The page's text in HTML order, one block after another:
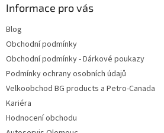
Informace pro vás
Blog
Obchodní podmínky
Obchodní podmínky - Dárkové poukazy
Podmínky ochrany osobních údajů
Velkoobchod BG products a Petro-Canada
Kariéra
Hodnocení obchodu